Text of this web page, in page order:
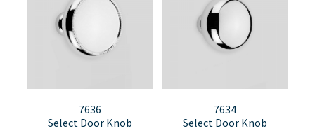
7636
Select Door Knob
7634
Select Door Knob